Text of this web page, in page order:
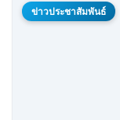
ข่าวประชาสัมพันธ์